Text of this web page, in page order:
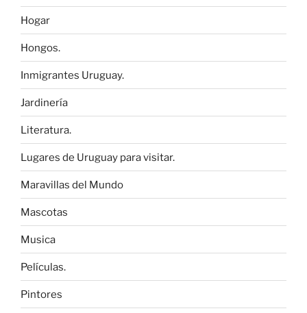
Hogar
Hongos.
Inmigrantes Uruguay.
Jardinería
Literatura.
Lugares de Uruguay para visitar.
Maravillas del Mundo
Mascotas
Musica
Películas.
Pintores